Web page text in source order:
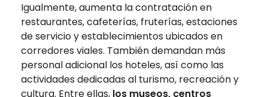
Igualmente, aumenta la contratación en
restaurantes, cafeterías, fruterías, estaciones
de servicio y establecimientos ubicados en
corredores viales. También demandan más
personal adicional los hoteles, así como las
actividades dedicadas al turismo, recreación y
cultura. Entre ellas, los museos, centros